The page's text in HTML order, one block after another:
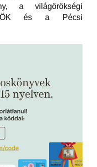
a világörökségi
és a Pécsi